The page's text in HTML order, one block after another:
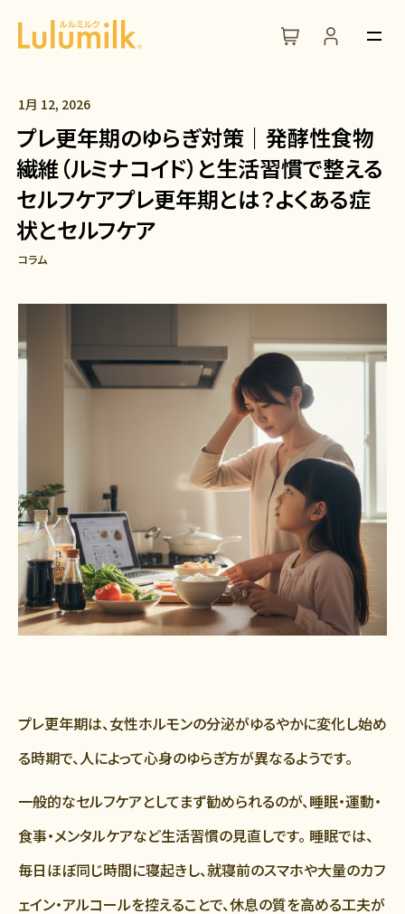
1月 12, 2026
プレ更年期のゆらぎ対策｜発酵性食物
繊維（ルミナコイド）と生活習慣で整える
セルフケアプレ更年期とは？よくある症
状とセルフケア
コラム
プレ更年期は、女性ホルモンの分泌がゆるやかに変化し始め
る時期で、人によって心身のゆらぎ方が異なるようです。
一般的なセルフケアとしてまず勧められるのが、睡眠・運動・
食事・メンタルケアなど生活習慣の見直しです。 睡眠では、
毎日ほぼ同じ時間に寝起きし、就寝前のスマホや大量のカフ
ェイン・アルコールを控えることで、休息の質を高める工夫が